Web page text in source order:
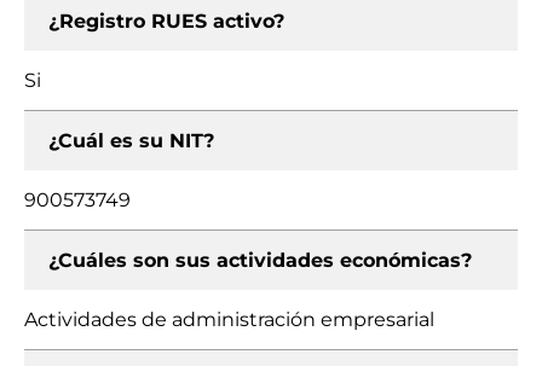
¿Registro RUES activo?
Si
¿Cuál es su NIT?
900573749
¿Cuáles son sus actividades económicas?
Actividades de administración empresarial